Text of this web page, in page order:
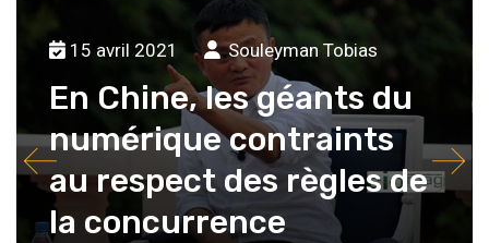
15 avril 2021 Souleyman Tobias
En Chine, les géants du
numérique contraints
au respect des règles de
la concurrence